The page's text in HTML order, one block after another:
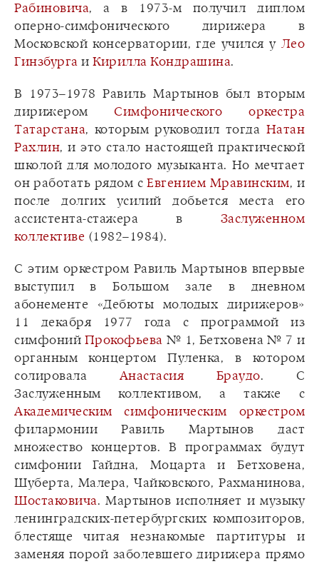
Рабиновича, а в 1973-м получил диплом
оперно-симфонического дирижера в
Московской консерватории, где учился у Лео
Гинзбурга и Кирилла Кондрашина.
В 1973–1978 Равиль Мартынов был вторым
дирижеромСимфонического оркестра
Татарстана, которым руководил тогда Натан
Рахлин, и это стало настоящей практической
школой для молодого музыканта. Но мечтает
он работать рядом сЕвгением Мравинским, и
после долгих усилий добьется места его
ассистента-стажера в Заслуженном
коллективе (1982–1984).
С этим оркестром Равиль Мартынов впервые
выступил в Большом зале в дневном
абонементе «Дебюты молодых дирижеров»
11 декабря 1977 года с программой из
симфоний Прокофьева № 1, Бетховена № 7 и
органным концертом Пуленка, в котором
солировала Анастасия Браудо. С
Заслуженным коллективом, а также с
Академическим симфоническим оркестром
филармонии Равиль Мартынов даст
множество концертов. В программах будут
симфонии Гайдна, Моцарта и Бетховена,
Шуберта, Малера, Чайковского, Рахманинова,
Шостаковича. Мартынов исполняет и музыку
ленинградских-петербургских композиторов,
блестяще читая незнакомые партитуры и
заменяя порой заболевшего дирижера прямо